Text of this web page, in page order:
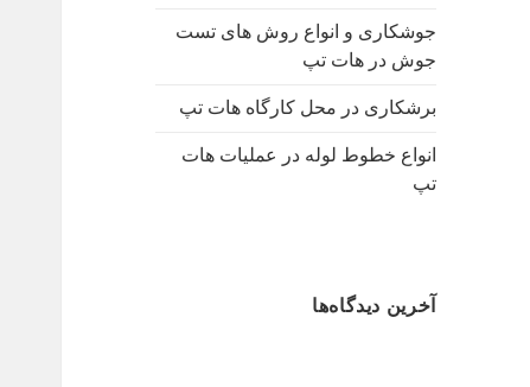
جوشکاری و انواع روش های تست
جوش در هات تپ
برشکاری در محل کارگاه هات تپ
انواع خطوط لوله در عملیات هات
تپ
آخرین دیدگاه‌ها